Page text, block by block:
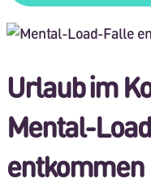
Urlaub im
Mental-
entkommen